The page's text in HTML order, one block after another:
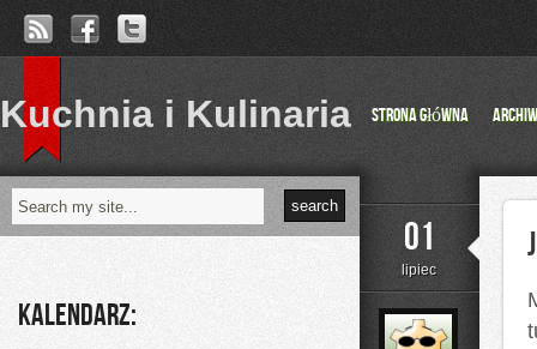
Kuchnia i Kulinaria Strona główna
01
lipiec
Kalendarz: